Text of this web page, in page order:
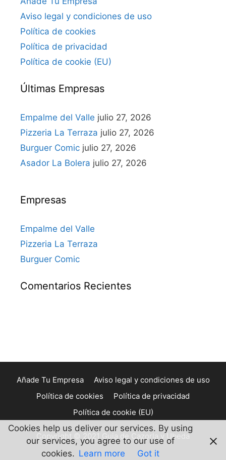
Aviso legal y condiciones de uso
Política de cookies
Política de privacidad
Política de cookie (EU)
Últimas Empresas
Empalme del Valle julio 27, 2026
Pizzeria La Terraza julio 27, 2026
Burguer Comic julio 27, 2026
Asador La Bolera julio 27, 2026
Empresas
Empalme del Valle
Pizzeria La Terraza
Burguer Comic
Comentarios Recientes
Añade Tu Empresa
Aviso legal y condiciones de uso
Política de cookies
Política de privacidad
Política de cookie (EU)
Copyright © 2021 Guia de Cazorla y Ubeda
Cookies help us deliver our services. By using
our services, you agree to our use of
cookies. Learn more Got it